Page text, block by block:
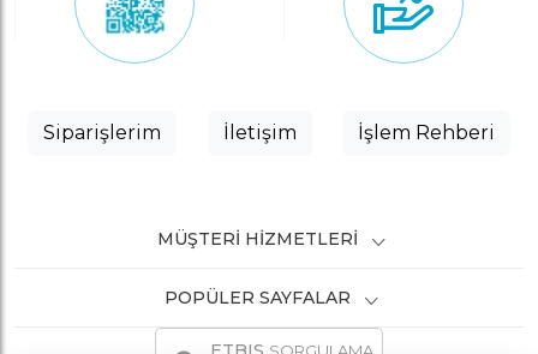
Siparişlerim İletişim İşlem Rehberi
MÜŞTERI HIZMETLERI
POPÜLER SAYFALAR